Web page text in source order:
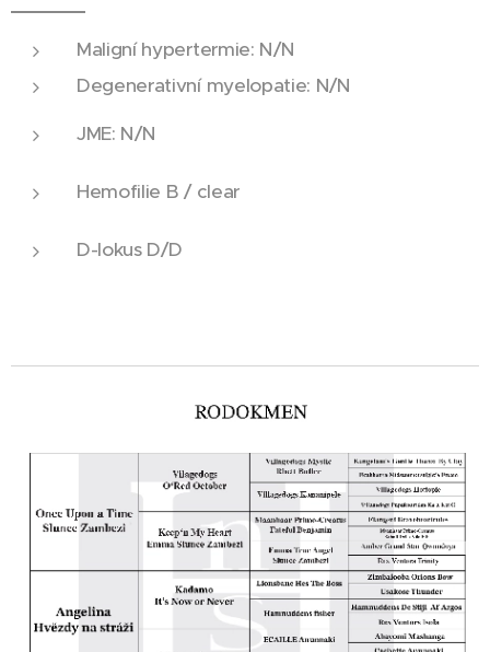
Maligní hypertermie: N/N
Degenerativní myelopatie: N/N
JME: N/N
Hemofilie B / clear
D-lokus D/D